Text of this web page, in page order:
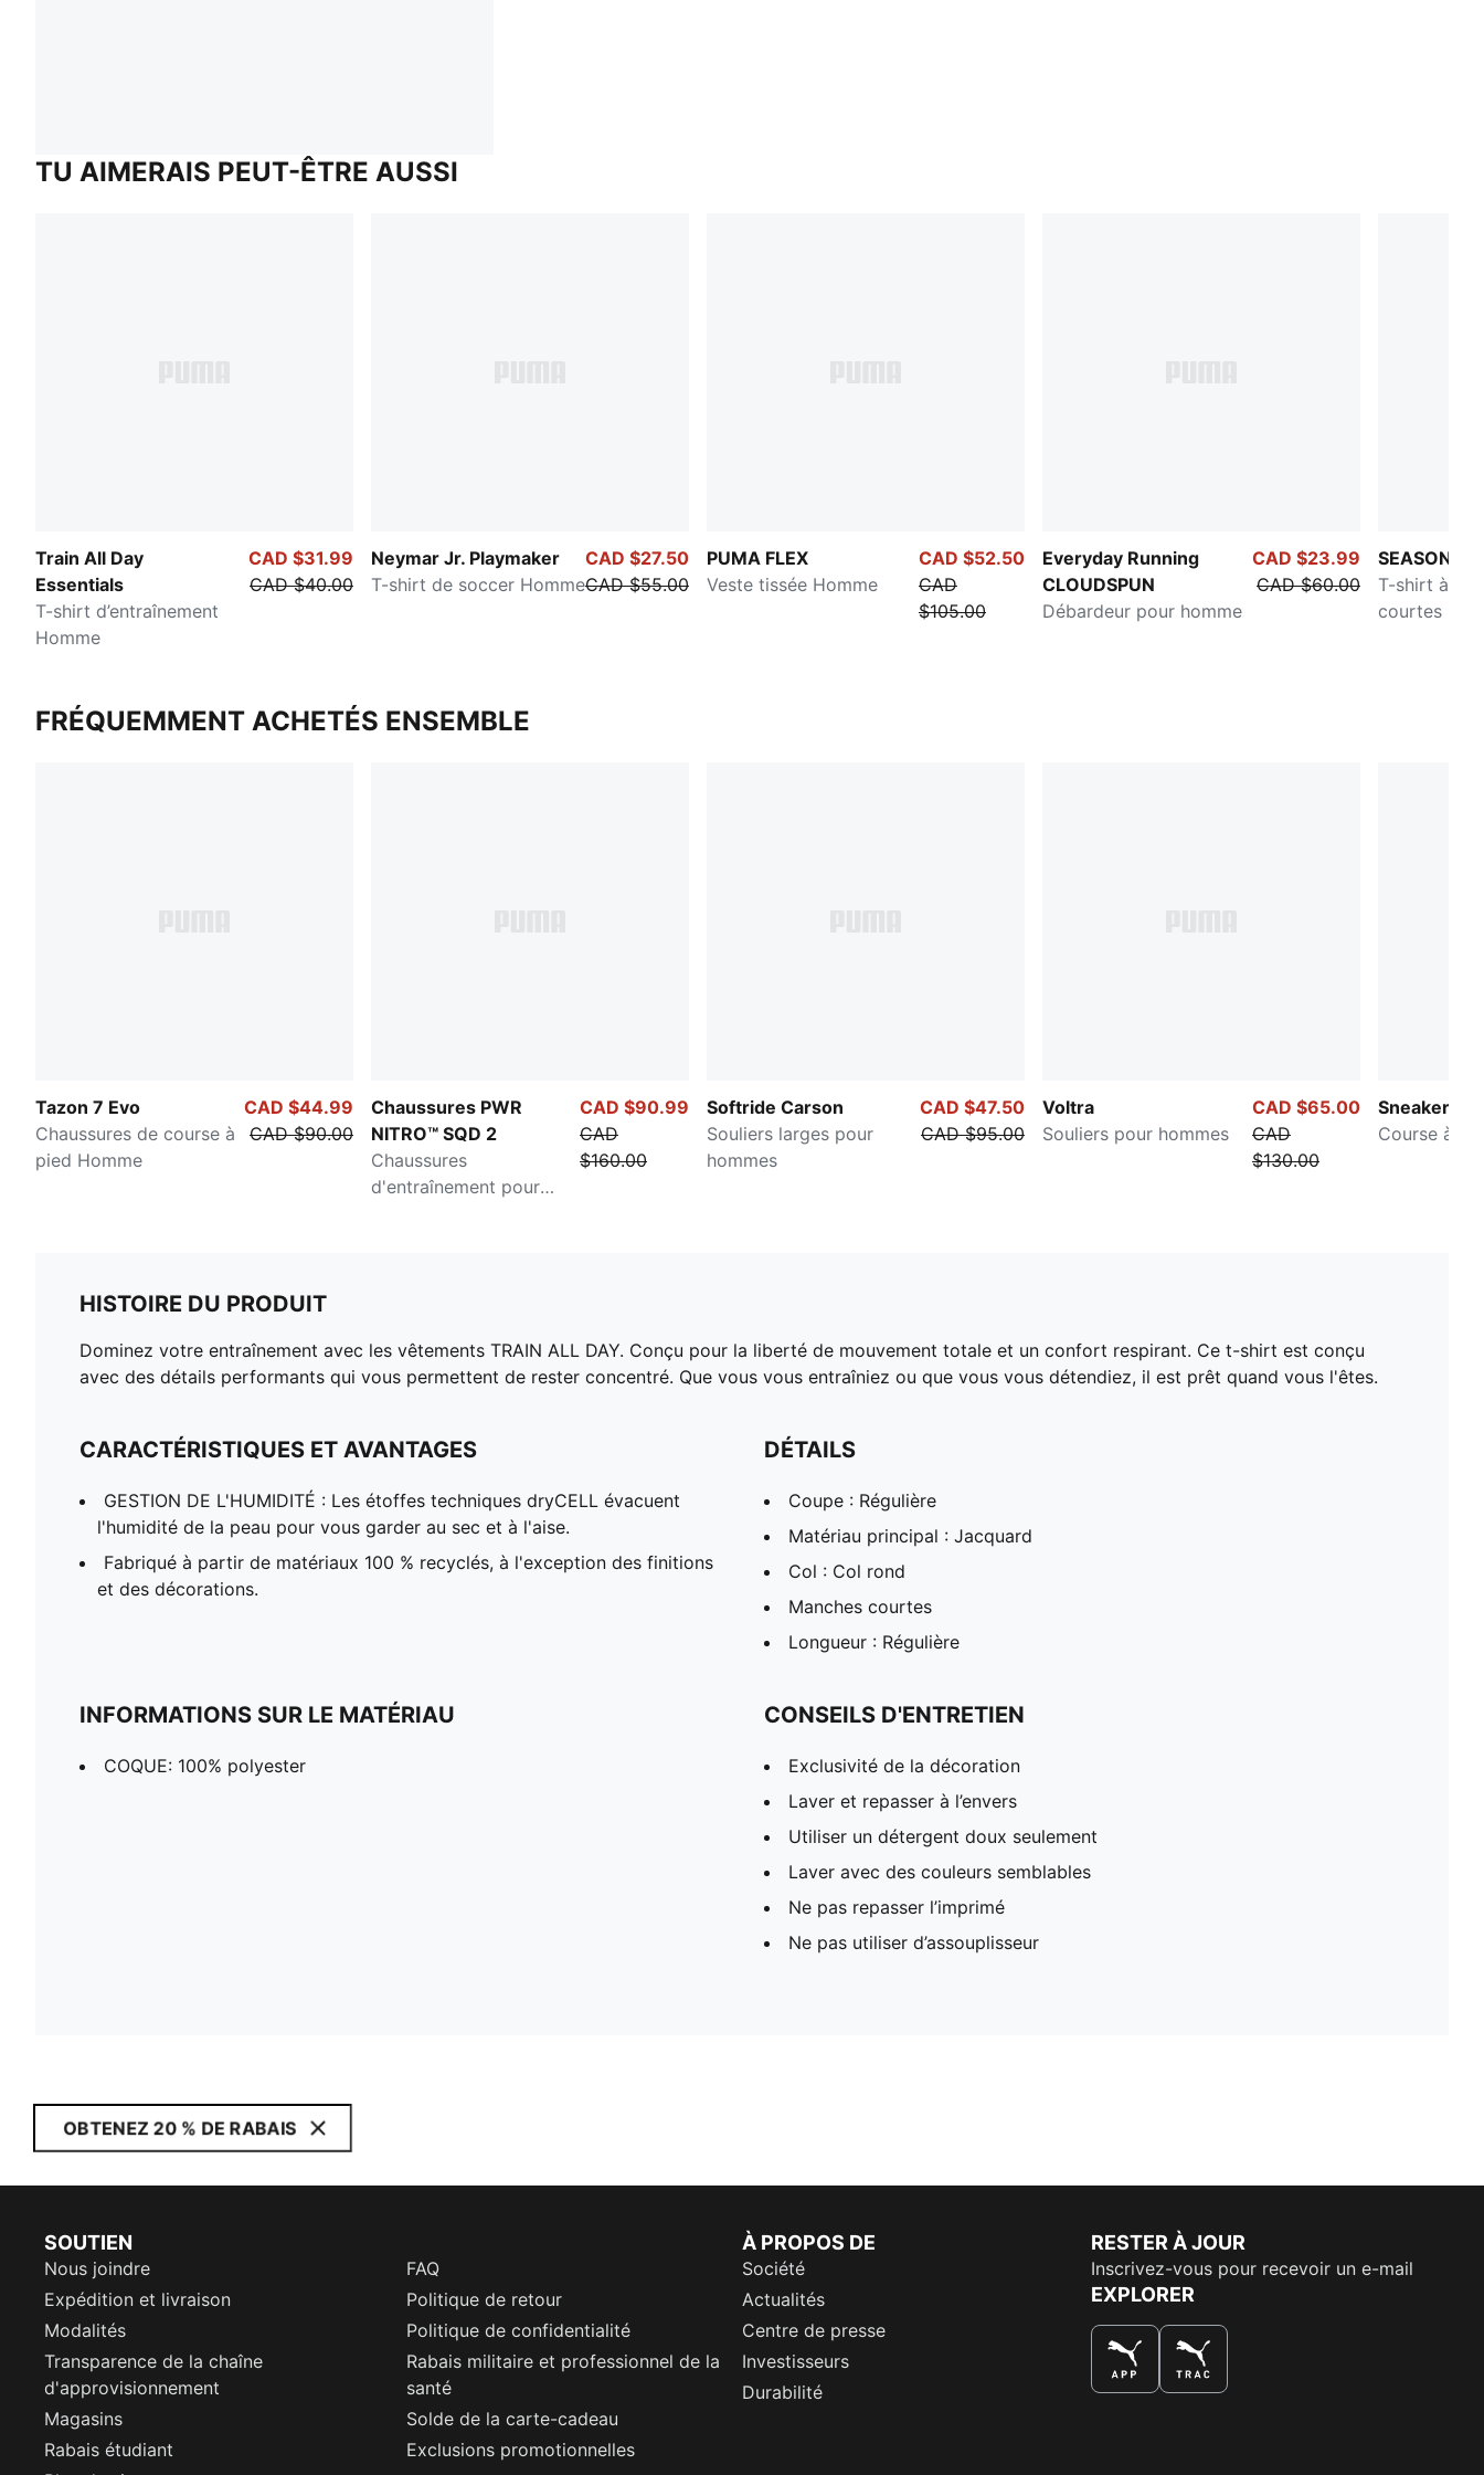
TU AIMERAIS PEUT-ÊTRE AUSSI
Train All Day
Essentials
T-shirt d’entraînement
Homme
CAD $31.99
CAD $40.00
Neymar Jr. Playmaker
T-shirt de soccer Homme
CAD $27.50
CAD $55.00
PUMA FLEX
Veste tissée Homme
CAD $52.50
CAD
$105.00
Everyday Running
CLOUDSPUN
Débardeur pour homme
CAD $23.99
CAD $60.00
SEASONS
T-shirt à
courtes
FRÉQUEMMENT ACHETÉS ENSEMBLE
Tazon 7 Evo
Chaussures de course à
pied Homme
CAD $44.99
CAD $90.00
Chaussures PWR
NITRO™ SQD 2
Chaussures
d'entraînement pour
CAD $90.99
CAD
$160.00
Softride Carson
Souliers larges pour
hommes
CAD $47.50
CAD $95.00
Voltra
Souliers pour hommes
CAD $65.00
CAD
$130.00
Sneakers
Course à
HISTOIRE DU PRODUIT
Dominez votre entraînement avec les vêtements TRAIN ALL DAY. Conçu pour la liberté de mouvement totale et un confort respirant. Ce t-shirt est conçu
avec des détails performants qui vous permettent de rester concentré. Que vous vous entraîniez ou que vous vous détendiez, il est prêt quand vous l'êtes.
CARACTÉRISTIQUES ET AVANTAGES
GESTION DE L'HUMIDITÉ : Les étoffes techniques dryCELL évacuent
l'humidité de la peau pour vous garder au sec et à l'aise.
Fabriqué à partir de matériaux 100 % recyclés, à l'exception des finitions
et des décorations.
DÉTAILS
Coupe : Régulière
Matériau principal : Jacquard
Col : Col rond
Manches courtes
Longueur : Régulière
INFORMATIONS SUR LE MATÉRIAU
COQUE: 100% polyester
CONSEILS D'ENTRETIEN
Exclusivité de la décoration
Laver et repasser à l’envers
Utiliser un détergent doux seulement
Laver avec des couleurs semblables
Ne pas repasser l’imprimé
Ne pas utiliser d’assouplisseur
OBTENEZ 20 % DE RABAIS
SOUTIEN
Nous joindre
FAQ
Expédition et livraison
Politique de retour
Modalités
Politique de confidentialité
Transparence de la chaîne
d'approvisionnement
Rabais militaire et professionnel de la
santé
Magasins
Solde de la carte-cadeau
Rabais étudiant
Exclusions promotionnelles
À PROPOS DE
Société
Actualités
Centre de presse
Investisseurs
Durabilité
RESTER À JOUR
Inscrivez-vous pour recevoir un e-mail
EXPLORER